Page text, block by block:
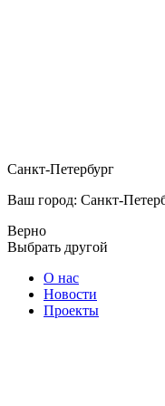
Санкт-Петербург
Ваш город: Санкт-
Верно
Выбрать другой
О нас
Новости
Проекты